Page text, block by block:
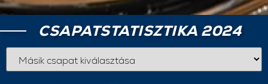
CSAPATSTATISZTIKA 2024